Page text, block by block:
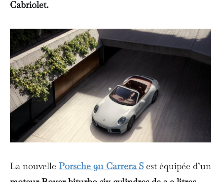
Cabriolet.
La nouvelle Porsche 911 Carrera S est équipée d’un